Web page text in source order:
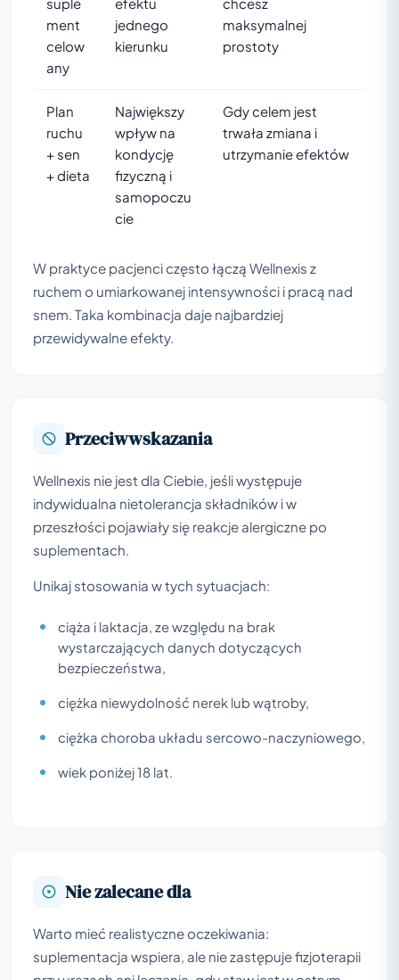
ment
celow
any
jednego
kierunku
maksymalnej
prostoty
Plan
ruchu
+ sen
+ dieta
Największy
wpływ na
kondycję
fizyczną i
samopoczu
cie
Gdy celem jest
trwała zmiana i
utrzymanie efektów
W praktyce pacjenci często łączą Wellnexis z
ruchem o umiarkowanej intensywności i pracą nad
snem. Taka kombinacja daje najbardziej
przewidywalne efekty.
Przeciwwskazania
Wellnexis nie jest dla Ciebie, jeśli występuje
indywidualna nietolerancja składników i w
przeszłości pojawiały się reakcje alergiczne po
suplementach.
Unikaj stosowania w tych sytuacjach:
ciąża i laktacja, ze względu na brak
wystarczających danych dotyczących
bezpieczeństwa,
ciężka niewydolność nerek lub wątroby,
ciężka choroba układu sercowo-naczyniowego,
wiek poniżej 18 lat.
Nie zalecane dla
Warto mieć realistyczne oczekiwania:
suplementacja wspiera, ale nie zastępuje fizjoterapii